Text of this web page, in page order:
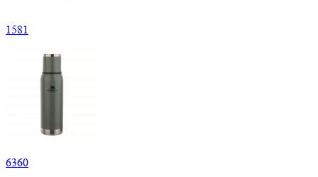
1581
6360